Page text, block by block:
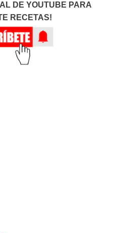
DE YOUTUBE PARA
RECETAS!